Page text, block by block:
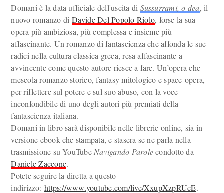
Domani è la data ufficiale dell'uscita di Sussurrami, o dea, il
nuovo romanzo di Davide Del Popolo Riolo, forse la sua
opera più ambiziosa, più complessa e insieme più
affascinante. Un romanzo di fantascienza che affonda le sue
radici nella cultura classica greca, resa affascinante a
avvincente come questo autore riesce a fare. Un’opera che
mescola romanzo storico, fantasy mitologico e space-opera,
per riflettere sul potere e sul suo abuso, con la voce
inconfondibile di uno degli autori più premiati della
fantascienza italiana.
Domani in libro sarà disponibile nelle librerie online, sia in
versione ebook che stampata, e stasera se ne parla nella
trasmissione su YouTube Navigando Parolecondotto da
Daniele Zaccone.
Potete seguire la diretta a questo
indirizzo:https://www.youtube.com/live/XxupXzpRUcE.